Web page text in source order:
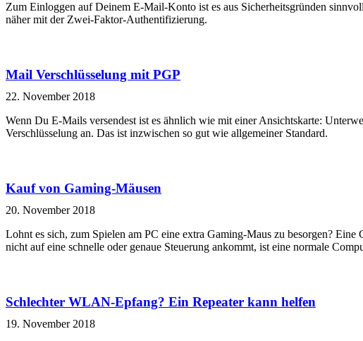
Zum Einloggen auf Deinem E-Mail-Konto ist es aus Sicherheitsgründen
näher mit der Zwei-Faktor-Authentifizierung.
Mail Verschlüsselung mit PGP
22. November 2018
Wenn Du E-Mails versendest ist es ähnlich wie mit einer Ansichtskarte:
Verschlüsselung an. Das ist inzwischen so gut wie allgemeiner Standard.
Kauf von Gaming-Mäusen
20. November 2018
Lohnt es sich, zum Spielen am PC eine extra Gaming-Maus zu besorgen?
nicht auf eine schnelle oder genaue Steuerung ankommt, ist eine normale
Schlechter WLAN-Epfang? Ein Repeater kann helfen
19. November 2018